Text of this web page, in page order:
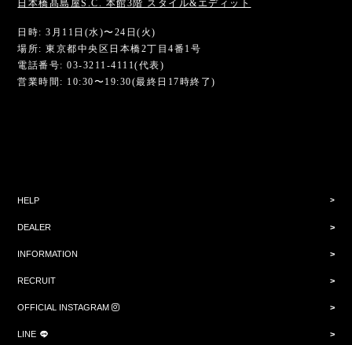
日本橋髙島屋S.C. 本館3階 スタイル&エディット
日時: 3月11日(水)〜24日(火)
場所: 東京都中央区日本橋2丁目4番1号
電話番号: 03-3211-4111(代表)
営業時間: 10:30〜19:30(最終日17時終了)
HELP
DEALER
INFORMATION
RECRUIT
OFFICIAL INSTAGRAM
LINE